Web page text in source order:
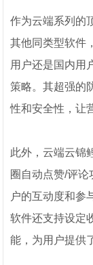
作为云端系列的
其他同类型软件
用户还是国内用
策略。其超强的
性和安全性，让
此外，云端云锦
圈自动点赞/评论
户的互动度和参
软件还支持设定
能，为用户提供